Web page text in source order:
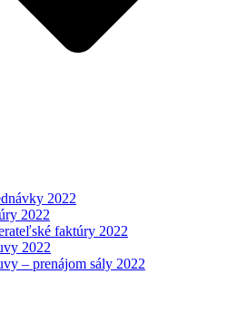
2022
2022
faktúry 2022
2022
– prenájom sály 2022